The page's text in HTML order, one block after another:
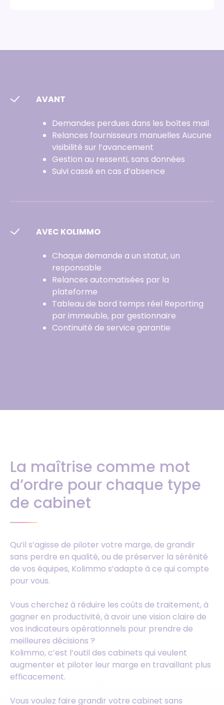
AVANT
Demandes perdues dans les boîtes mail
Relances fournisseurs manuelles Aucune
visibilité sur l’avancement
Gestion au ressenti, sans données
Suivi cassé en cas d’absence
AVEC KOLIMMO
Chaque demande a un statut, un
responsable
Relances automatisées par la
plateforme
Tableau de bord temps réel Reporting
par immeuble, par gestionnaire
Continuité de service garantie
La maîtrise comme mot
d’ordre pour chaque type
de cabinet
Qu’il s’agisse de piloter votre marge, de grandir
sans perdre en qualité, ou de préserver la sérénité
de vos équipes, Kolimmo s’adapte à ce qui compte
pour vous.
Vous cherchez à réduire les coûts de traitement, à
gagner en productivité, à avoir une vision claire de
vos indicateurs opérationnels pour prendre de
meilleures décisions ?
Kolimmo, c’est l’outil des cabinets qui veulent
augmenter et piloter leur marge en travaillant plus
efficacement.
Vous voulez faire grandir votre cabinet sans